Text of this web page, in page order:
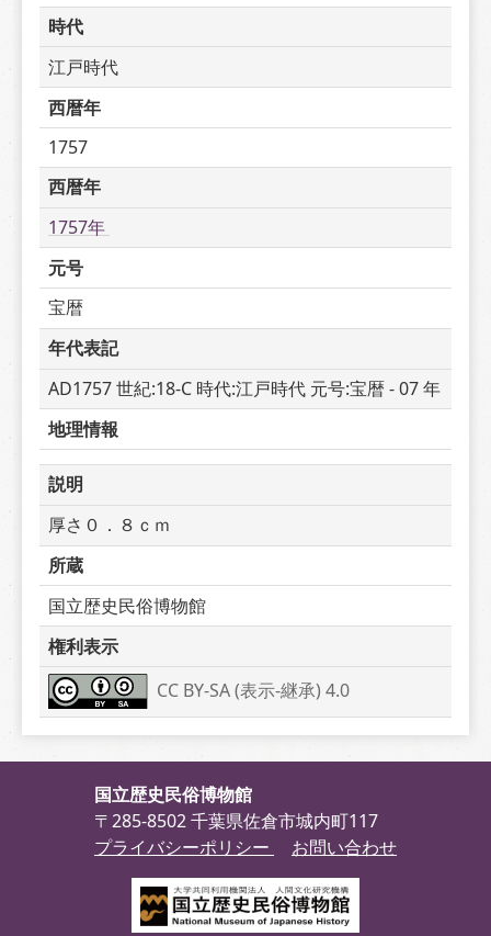
時代
江戸時代
西暦年
1757
西暦年
1757年
元号
宝暦
年代表記
AD1757 世紀:18-C 時代:江戸時代 元号:宝暦 - 07 年
地理情報
説明
厚さ０．８ｃｍ
所蔵
国立歴史民俗博物館
権利表示
CC BY-SA (表示-継承) 4.0
国立歴史民俗博物館
〒285-8502 千葉県佐倉市城内町117
プライバシーポリシー
お問い合わせ